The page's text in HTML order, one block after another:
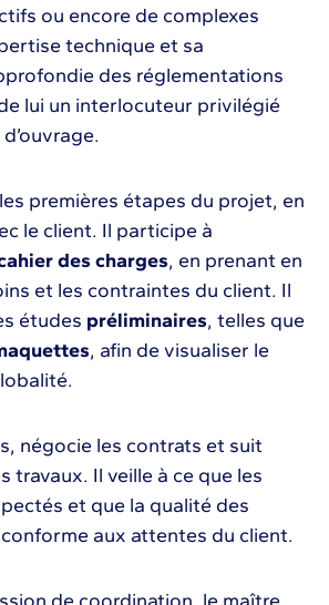
ou encore de complexes
technique et sa
des réglementations
lui un interlocuteur privilégié
premières étapes du projet, en
le client. Il participe à
des charges, en prenant en
et les contraintes du client. Il
études préliminaires, telles que
, afin de visualiser le
négocie les contrats et suit
travaux. Il veille à ce que les
et que la qualité des
aux attentes du client.